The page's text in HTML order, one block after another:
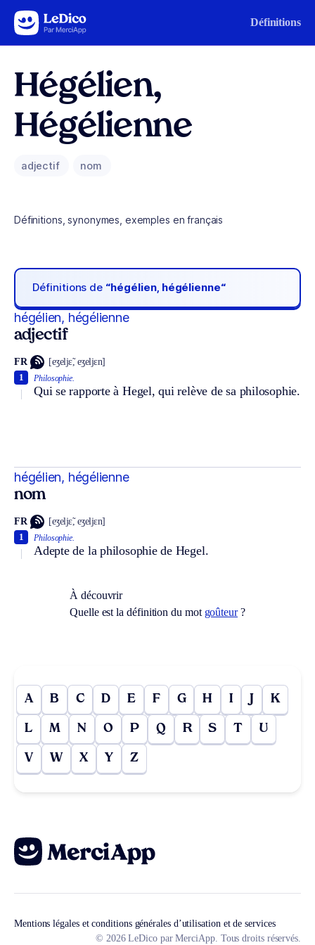
Aller au contenu Définitions
Hégélien,
Hégélienne
adjectif nom
Définitions, synonymes, exemples en français
Définitions de “hégélien, hégélienne“
hégélien, hégélienne
adjectif
FR [eʒeljɛ̃, eʒeljɛn]
Philosophie.
Qui se rapporte à Hegel, qui relève de sa philosophie.
1
hégélien, hégélienne
nom
FR [eʒeljɛ̃, eʒeljɛn]
Philosophie.
Adepte de la philosophie de Hegel.
1
À découvrir
Quelle est la définition du mot goûteur?
A B C D E F G H I J K
L M N O P Q R S T U
V W X Y Z
Mentions légales et conditions générales d’utilisation et de services
© 2026 LeDico par MerciApp. Tous droits réservés.